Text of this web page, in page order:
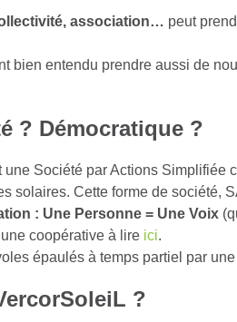
association… peut
bien entendu prendre aussi de
? Démocratique ?
Société par Actions Simplifiée
solaires. Cette forme de société,
: Une Personne = Une Voix
coopérative à lire ici.
épaulés à temps partiel par
?